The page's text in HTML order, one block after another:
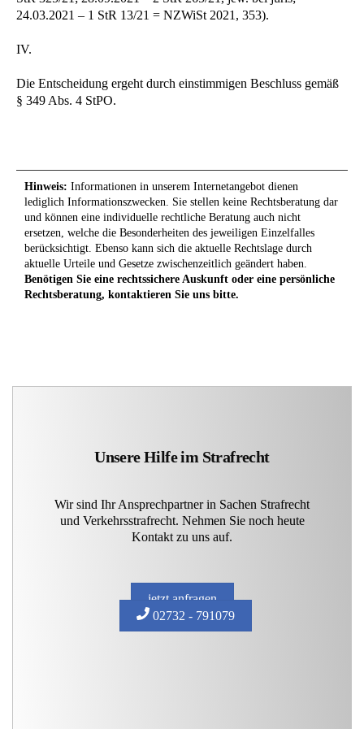
24.03.2021 – 1 StR 13/21 = NZWiSt 2021, 353).
IV.
Die Entscheidung ergeht durch einstimmigen Beschluss gemäß
§ 349 Abs. 4 StPO.
Hinweis: Informationen in unserem Internetangebot dienen
lediglich Informationszwecken. Sie stellen keine Rechtsberatung dar
und können eine individuelle rechtliche Beratung auch nicht
ersetzen, welche die Besonderheiten des jeweiligen Einzelfalles
berücksichtigt. Ebenso kann sich die aktuelle Rechtslage durch
aktuelle Urteile und Gesetze zwischenzeitlich geändert haben.
Benötigen Sie eine rechtssichere Auskunft oder eine persönliche
Rechtsberatung, kontaktieren Sie uns bitte.
Unsere Hilfe im Strafrecht
Wir sind Ihr Ansprechpartner in Sachen Strafrecht
und Verkehrsstrafrecht. Nehmen Sie noch heute
Kontakt zu uns auf.
jetzt anfragen
02732 - 791079